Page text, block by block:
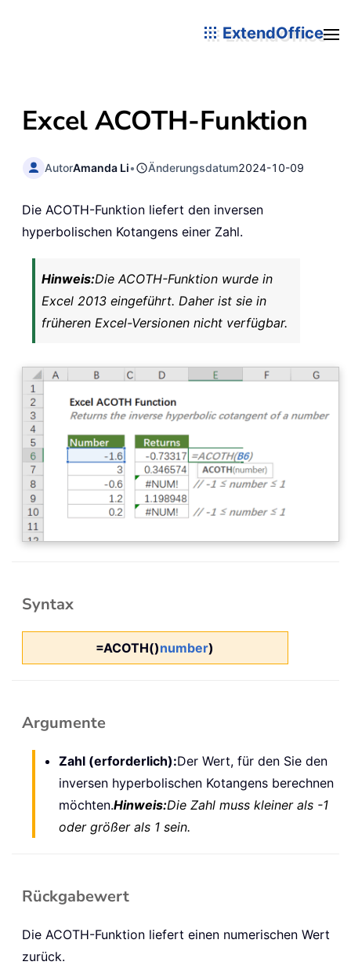
ExtendOffice
Excel ACOTH-Funktion
AutorAmanda Li• Änderungsdatum2024-10-09
Die ACOTH-Funktion liefert den inversen
hyperbolischen Kotangens einer Zahl.
Hinweis:Die ACOTH-Funktion wurde in
Excel 2013 eingeführt. Daher ist sie in
früheren Excel-Versionen nicht verfügbar.
Syntax
=ACOTH()number)
Argumente
Zahl (erforderlich):Der Wert, für den Sie den
inversen hyperbolischen Kotangens berechnen
möchten.Hinweis:Die Zahl muss kleiner als -1
oder größer als 1 sein.
Rückgabewert
Die ACOTH-Funktion liefert einen numerischen Wert
zurück.